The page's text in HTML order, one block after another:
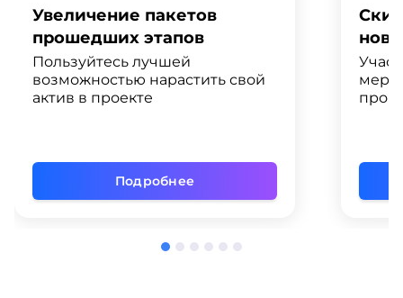
Увеличение пакетов
прошедших этапов
Пользуйтесь лучшей
возможностью нарастить свой
актив в проекте
Подробнее